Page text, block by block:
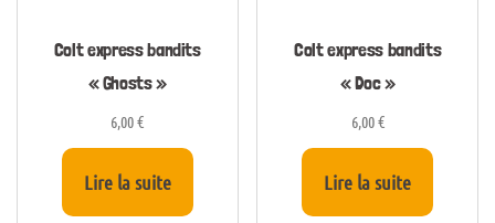
Colt express bandits
« Ghosts »
6,00€
Lire la suite
Colt express bandits
« Doc »
6,00€
Lire la suite